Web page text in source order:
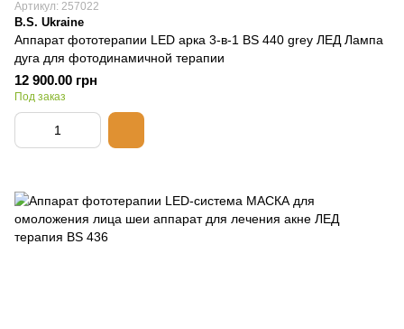
Артикул: 257022
B.S. Ukraine
Аппарат фототерапии LED арка 3-в-1 BS 440 grey ЛЕД Лампа
дуга для фотодинамичной терапии
12 900.00 грн
Под заказ